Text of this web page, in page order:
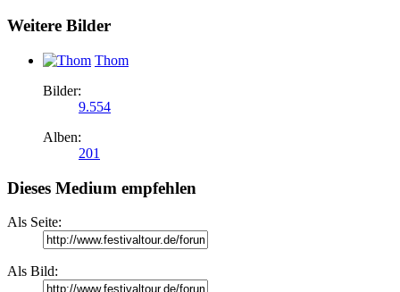
Weitere Bilder
Thom
Bilder:
9.554
Alben:
201
Dieses Medium empfehlen
Als Seite:
Als Bild: